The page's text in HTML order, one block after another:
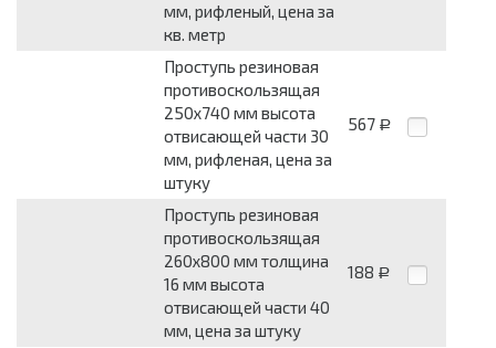
мм, рифленый, цена за
кв. метр
Проступь резиновая
противоскользящая
250x740 мм высота
отвисающей части 30
мм, рифленая, цена за
штуку
567 Р
Проступь резиновая
противоскользящая
260x800 мм толщина
16 мм высота
отвисающей части 40
мм, цена за штуку
188 Р